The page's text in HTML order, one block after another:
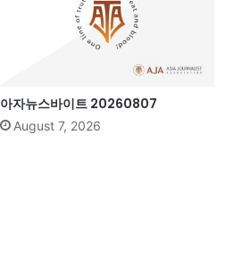
아자뉴스바이트 20260807
August 7, 2026